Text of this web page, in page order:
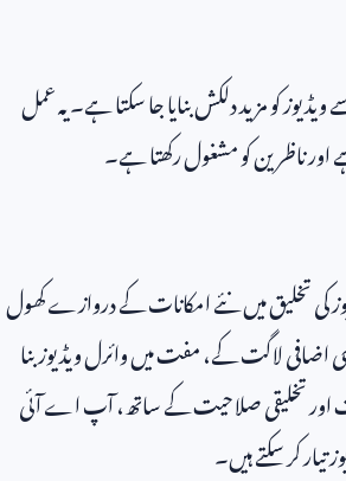
کو مزید دلکش بنایا جا سکتا ہے۔ یہ عمل
اور ناظرین کو مشغول رکھتا ہے۔
تخلیق میں نئے امکانات کے دروازے کھول
لاگت کے، مفت میں وائرل ویڈیوز بنا
اور تخلیقی صلاحیت کے ساتھ، آپ اے آئی
کر سکتے ہیں۔